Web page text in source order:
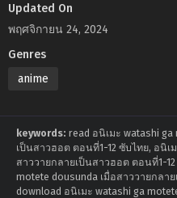
Updated On
พฤศจิกายน 24, 2024
Genres
anime
keywords: read อนิเมะ watashi
เป็นสาวฮอต ตอนที่1-12 ซับไทย, อนิเ
สาววายกลายเป็นสาวฮอต ตอนที่1-
motete dousunda เมื่อสาววายกลา
download อนิเมะ watashi ga